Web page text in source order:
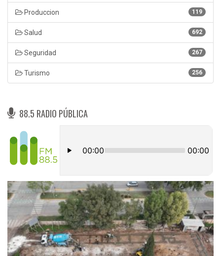
119
Produccion
692
Salud
267
Seguridad
256
Turismo
88.5 RADIO PÚBLICA